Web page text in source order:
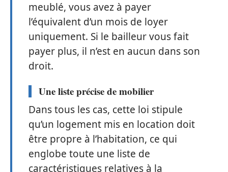
meublé, vous avez à payer
l’équivalent d’un mois de loyer
uniquement. Si le bailleur vous fait
payer plus, il n’est en aucun dans son
droit.
Une liste précise de mobilier
Dans tous les cas, cette loi stipule
qu’un logement mis en location doit
être propre à l’habitation, ce qui
englobe toute une liste de
caractéristiques relatives à la